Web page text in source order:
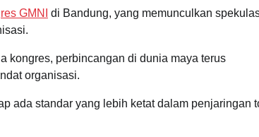
GMNI
di Bandung, yang memunculkan
kongres, perbincangan di dunia maya terus
organisasi.
ada standar yang lebih ketat dalam penjaringan